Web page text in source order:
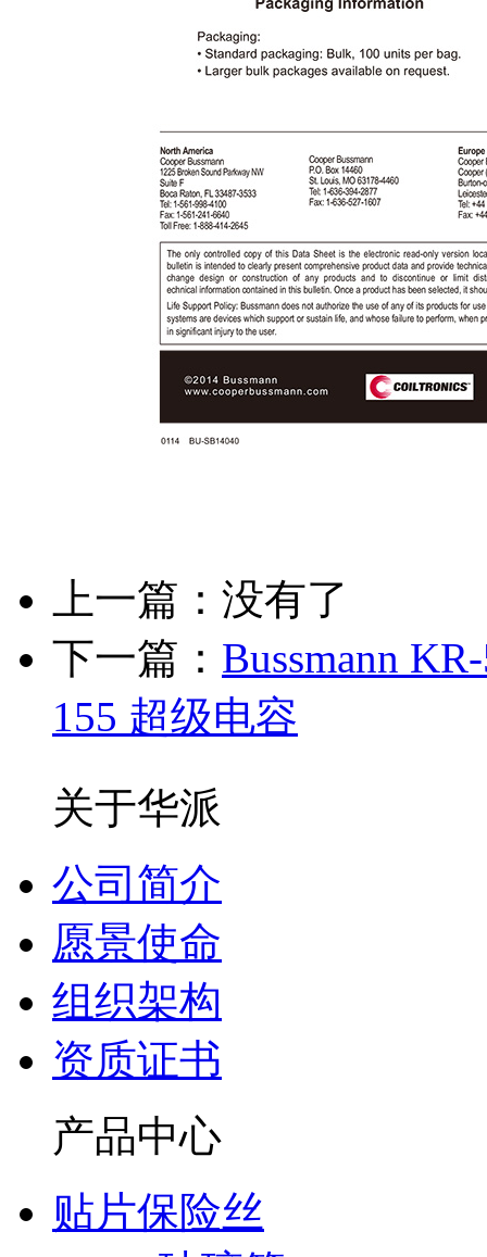
上一篇：没有了
下一篇： Bussmann
155 超级电容
关于华派
公司简介
愿景使命
组织架构
资质证书
产品中心
贴片保险丝